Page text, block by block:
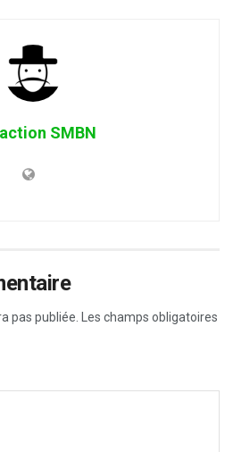
SMBN
pas publiée.
Les champs obligatoires